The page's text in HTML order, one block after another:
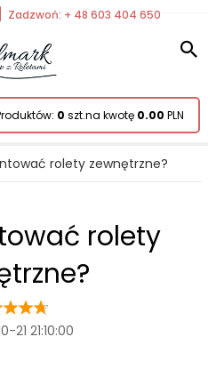
Zadzwoń: + 48 603 404 650
0 szt.na kwotę 0.00 PLN
rolety zewnętrzne?
rolety
21 21:10:00